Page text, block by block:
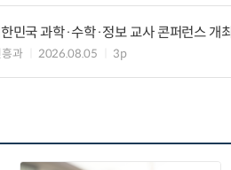
민국 과학·수학·정보 교사 콘퍼런스 개최
과 2026.08.05 3p